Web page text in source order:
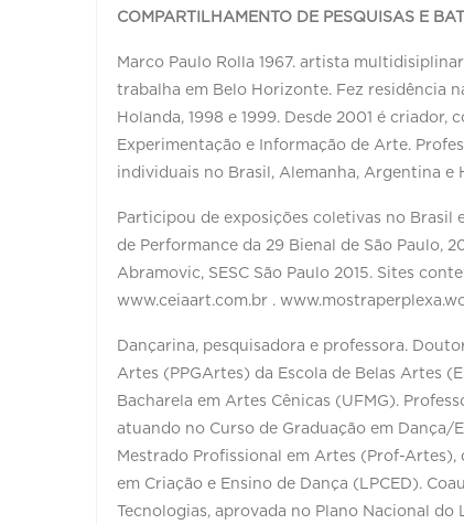
COMPARTILHAMENTO DE PESQUISAS E
Marco Paulo Rolla 1967. artista
trabalha em Belo Horizonte. Fez residência
Holanda, 1998 e 1999. Desde 2001 é
Experimentação e Informação de Arte.
individuais no Brasil, Alemanha, Argentina e
Participou de exposições coletivas no Brasil
de Performance da 29 Bienal de São Paulo,
Abramovic, SESC São Paulo 2015. Sites
www.ceiaart.com.br .
Dançarina, pesquisadora e professora.
Artes (PPGArtes) da Escola de Belas Artes
Bacharela em Artes Cênicas (UFMG).
atuando no Curso de Graduação em Dança/
Mestrado Profissional em Artes (Prof-
em Criação e Ensino de Dança (LPCED).
Tecnologias, aprovada no Plano Nacional do